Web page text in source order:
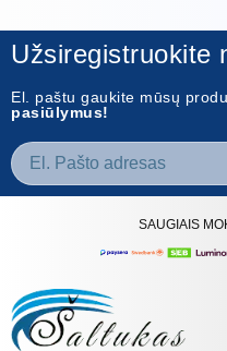
Užsiregistruokite
El. paštu gaukite mūsų
pasiūlymus!
SAUGIAIS